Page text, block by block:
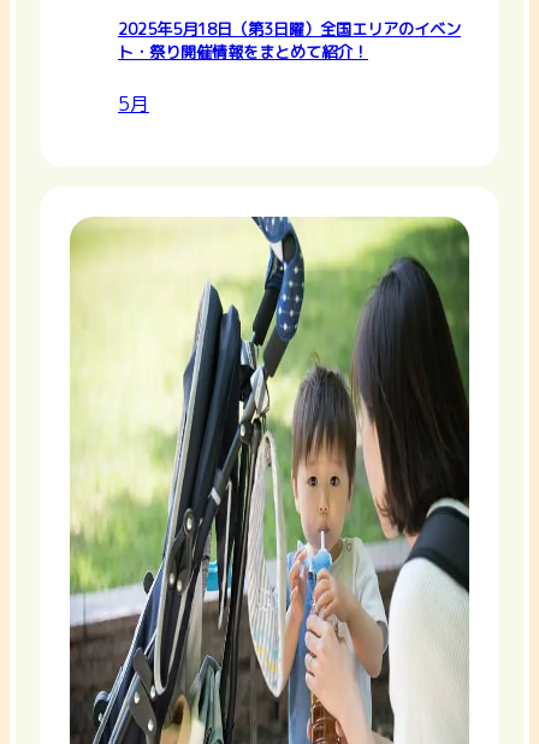
2025年5月18日（第3日曜）全国エリアのイベン
ト・祭り開催情報をまとめて紹介！
5月